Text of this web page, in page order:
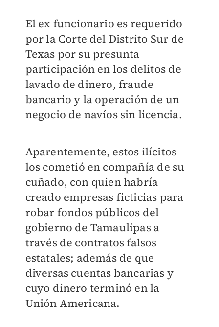
El ex funcionario es requerido
por la Corte del Distrito Sur de
Texas por su presunta
participación en los delitos de
lavado de dinero, fraude
bancario y la operación de un
negocio de navíos sin licencia.
Aparentemente, estos ilícitos
los cometió en compañía de su
cuñado, con quien habría
creado empresas ficticias para
robar fondos públicos del
gobierno de Tamaulipas a
través de contratos falsos
estatales; además de que
diversas cuentas bancarias y
cuyo dinero terminó en la
Unión Americana.